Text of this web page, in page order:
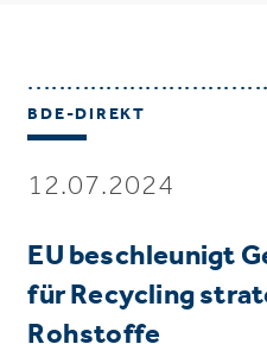
BDE-DIREKT
12.07.2024
EU beschleunigt
für Recycling
Rohstoffe